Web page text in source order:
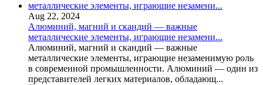
Aug 22, 2024
Алюминий, магний и скандий — важные
металлические элементы, играющие незамени...
Алюминий, магний и скандий — важные
металлические элементы, играющие незаменимую роль
в современной промышленности. Алюминий — один из
представителей легких материалов, обладающ...